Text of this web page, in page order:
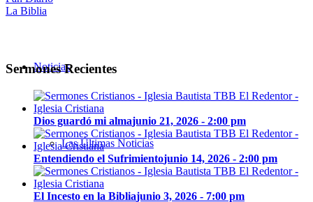
Noticias
Las Últimas Noticias
La Biblia
Sermones Recientes
Dios guardó mi almajunio 21, 2026 - 2:00 pm
Entendiendo el Sufrimientojunio 14, 2026 - 2:00 pm
El Incesto en la Bibliajunio 3, 2026 - 7:00 pm